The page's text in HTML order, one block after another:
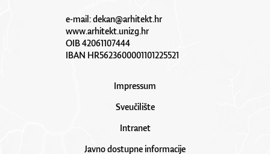
e-mail:dekan@arhitekt.hr
www.arhitekt.unizg.hr
OIB 42061107444
IBAN HR5623600001101225521
Impressum
Sveučilište
Intranet
Javno dostupne informacije